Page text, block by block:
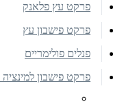
פרקט עץ פלאנק
פרקט פישבון עץ
פנלים פולימריים
פרקט פישבון למינציה